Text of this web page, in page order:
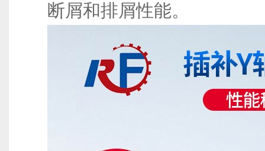
断屑和排屑性能。